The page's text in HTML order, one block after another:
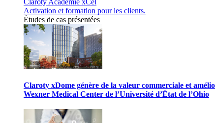
Activation et formation pour les clients.
Études de cas présentées
Claroty xDome génère de la valeur commerciale et
Wexner Medical Center de l’Université d’État de l’Ohio